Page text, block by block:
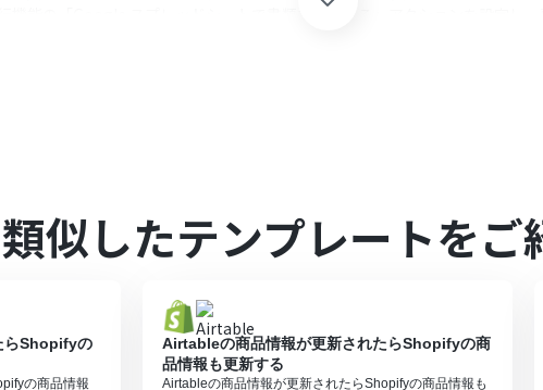
レッドシートのそれぞれとYoomを連携してください。
となりますので、ご注意ください。
どの有料プランは、2週間の無料トライアルを行うことが可能です。無料トラ
類似したテンプレートをご
らShopifyの
の商品情報
Airtableの商品情報が更新されたらShopifyの商
品情報も更新する
Airtableの商品情報が更新されたらShopifyの商品情報も